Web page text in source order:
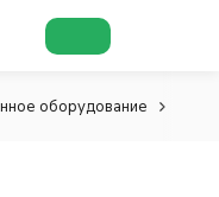
оборудование